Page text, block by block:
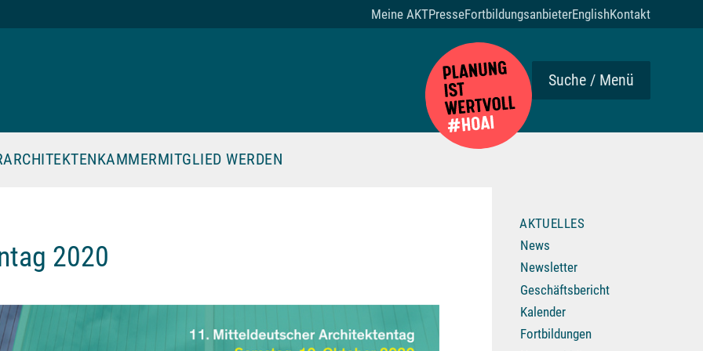
Suche / Menü
ARCHITEKTENKAMMERMITGLIED WERDEN
Meine AKTPresseFortbildungsanbieterEnglishKontakt
2020
AKTUELLES
News
Newsletter
Geschäftsbericht
Kalender
Fortbildungen